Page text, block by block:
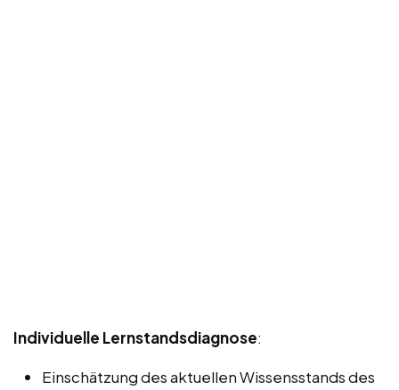
Individuelle Lernstandsdiagnose:
Einschätzung des aktuellen Wissensstands des